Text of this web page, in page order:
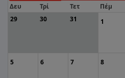
Δευ
Τρί Τετ Πέμ
29
30 31 1
5 6 7 8